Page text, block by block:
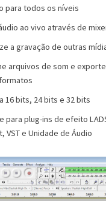
para todos os níveis
ao vivo através de
a gravação de outras
arquivos de som e
16 bits, 24 bits e 32 bits
para plug-ins de efeito
VST e Unidade de Áudio